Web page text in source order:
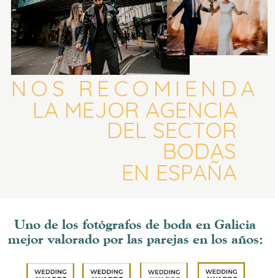
LA MEJOR AGENCIA
DEL SECTOR
BODAS
EN ESPAÑA
NOS RECOMIENDA
Uno de los fotógrafos de boda en Galicia
mejor valorado por las parejas en los años: